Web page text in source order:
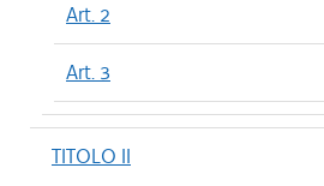
Art. 2
Art. 3
TITOLO II